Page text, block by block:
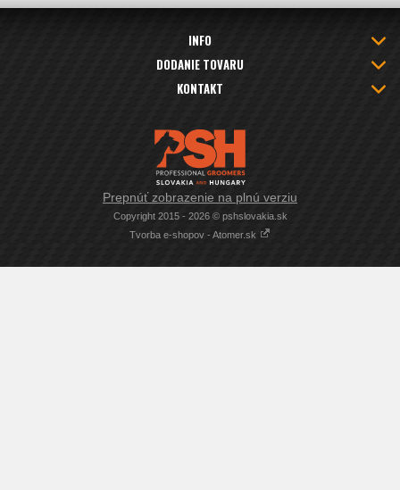
INFO
DODANIE TOVARU
KONTAKT
Prepnúť zobrazenie na plnú verziu
Copyright 2015 - 2026 © pshslovakia.sk
Tvorba e-shopov - Atomer.sk